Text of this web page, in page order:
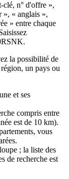
clé, n° d'offre »,
», « anglais »,
» entre chaque
la possibilité de
un pays ou
et ses
compris entre
est de 10 km).
vous
; la liste des
de recherche est